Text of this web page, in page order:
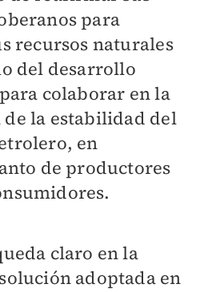
para
recursos naturales
del desarrollo
colaborar en la
la estabilidad del
en
de productores
claro en la
adoptada en